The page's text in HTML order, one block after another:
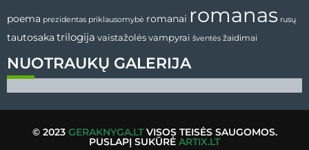
NUOTRAUKŲ GALERIJA
poema prezidentas priklausomybė romanai romanas rusų
tautosaka trilogija vaistažolėsvampyrai šventės žaidimai
© 2023 GERAKNYGA.LTVISOS TEISĖS SAUGOMOS.
PUSLAPĮ SUKŪRĖ ARTIX.LT